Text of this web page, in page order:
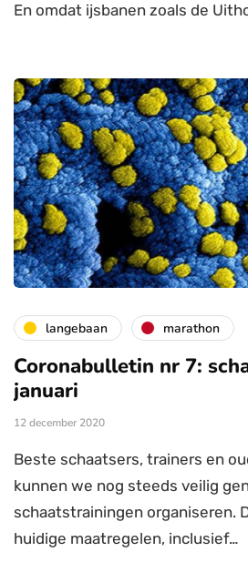
En omdat ijsbanen zoals de
langebaan marathon
Coronabulletin nr 7:
januari
12 december 2020
Beste schaatsers, trainers en
kunnen we nog steeds veilig
schaatstrainingen organiseren.
huidige maatregelen, inclusief…